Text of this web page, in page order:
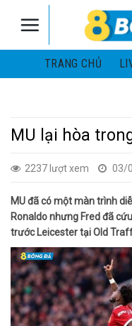
TRANG CHỦ
MU lại hòa
2237 lượt xem 03/
MU đã có một màn trình
Ronaldo nhưng Fred đã
trước Leicester tại Old